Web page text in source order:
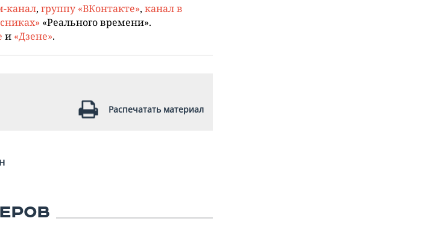
канал, группу «ВКонтакте», канал в
«Реального времени».
и «Дзене».
Распечатать материал